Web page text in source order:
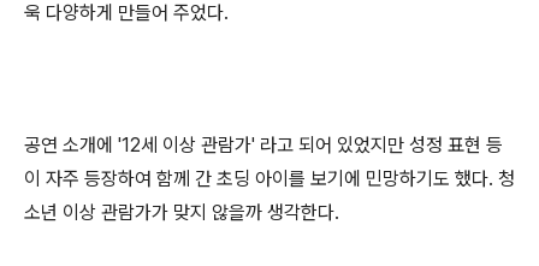
욱 다양하게 만들어 주었다.
공연 소개에 '12세 이상 관람가' 라고 되어 있었지만 성정 표현 등
이 자주 등장하여 함께 간 초딩 아이를 보기에 민망하기도 했다. 청
소년 이상 관람가가 맞지 않을까 생각한다.